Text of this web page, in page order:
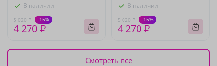
В наличии
5 020 ₽ -15%
4 270 ₽
В наличии
5 020 ₽ -15%
4 270 ₽
Смотреть все